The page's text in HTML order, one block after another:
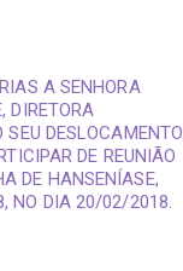
A SENHORA
DIRETORA
DESLOCAMENTO
DE REUNIÃO
DE HANSENÍASE,
NO DIA 20/02/2018.